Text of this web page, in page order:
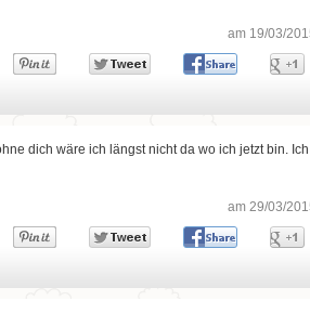
am 19/03/
dich wäre ich längst nicht da wo ich jetzt bin.
am 29/03/